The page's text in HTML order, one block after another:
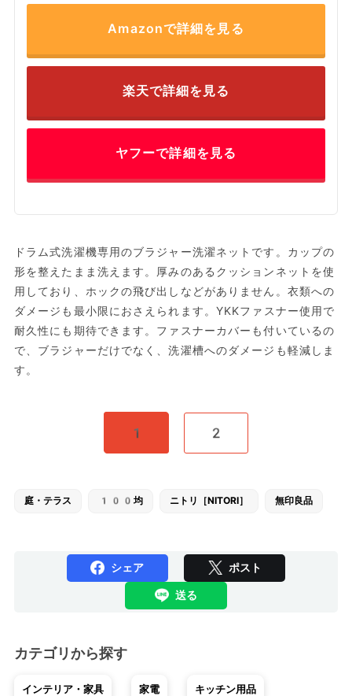
Amazonで詳細を見る
楽天で詳細を見る
ヤフーで詳細を見る
ドラム式洗濯機専用のブラジャー洗濯ネットです。カップの
形を整えたまま洗えます。厚みのあるクッションネットを使
用しており、ホックの飛び出しなどがありません。衣類への
ダメージも最小限におさえられます。YKKファスナー使用で
耐久性にも期待できます。ファスナーカバーも付いているの
で、ブラジャーだけでなく、洗濯槽へのダメージも軽減しま
す。
1 2
庭・テラス 100均 ニトリ［NITORI］ 無印良品
シェア ポスト
送る
カテゴリから探す
インテリア・家具 家電 キッチン用品